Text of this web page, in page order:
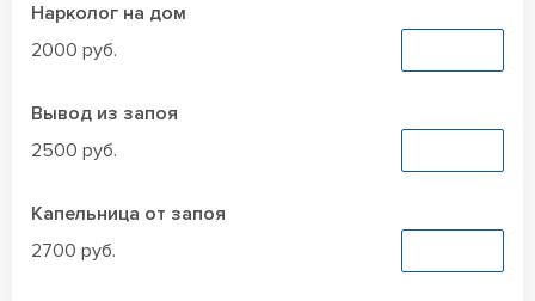
Нарколог на дом
2000 руб.
Вывод из запоя
2500 руб.
Капельница от запоя
2700 руб.